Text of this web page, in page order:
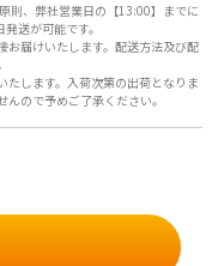
則、弊社営業日の【13:00】までに
送が可能です。
届けいたします。配送方法及び配
します。入荷次第の出荷となりま
ので予めご了承ください。